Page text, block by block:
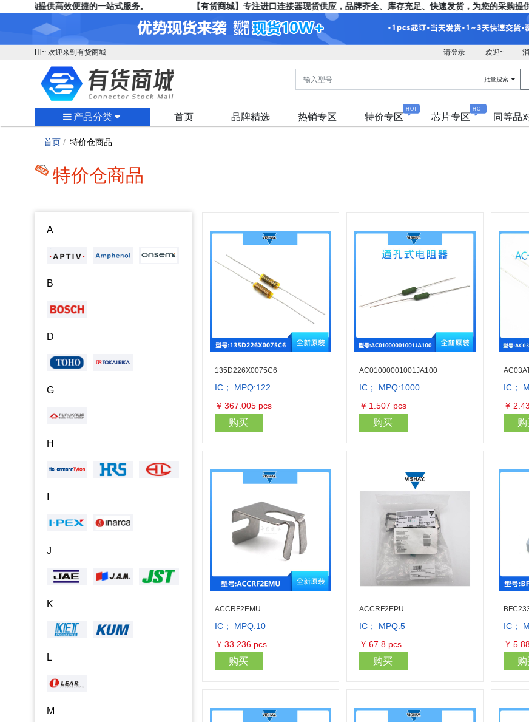
采购提供高效便捷的一站式服务。 【有货商城】专注进口连接器现货供应，品牌齐全、库存充足、快速发货，为您的采购提供
Hi~ 欢迎来到有货商城 请登录 欢迎~
批量搜索
产品分类 首页 品牌精选 热销专区 特价专区
HOT
芯片专区
HOT
同等品
首页 / 特价仓商品
特价仓商品
A
B
D
G
H
J
K
L
M
135D226X0075C6
IC； MPQ:122
库存量：122
￥ 367.005 pcs
购买
AC01000001001JA100
IC； MPQ:1000
库存量：2000
￥ 1.507 pcs
购买
IC；
￥
ACCRF2EMU
IC； MPQ:10
库存量：100
￥ 33.236 pcs
购买
ACCRF2EPU
IC； MPQ:5
库存量：50
￥ 67.8 pcs
购买
IC；
￥